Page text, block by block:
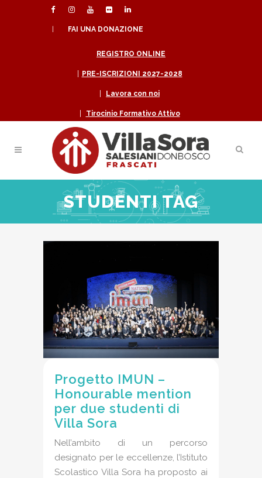
FAI UNA DONAZIONE
REGISTRO ONLINE
PRE-ISCRIZIONI 2027-2028
Lavora con noi
Tirocinio Formativo Attivo
STUDENTI TAG
Progetto IMUN –
Honourable mention
per due studenti di
Villa Sora
Nell’ambito di un percorso
designato per le eccellenze, l’Istituto
Scolastico Villa Sora ha proposto ai